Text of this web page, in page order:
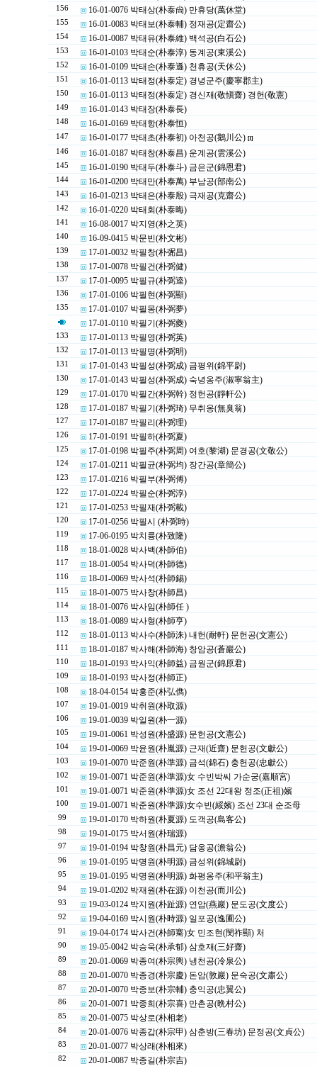
156 16-01-0076 박태상(朴泰尙) 만휴당(萬休堂)
155 16-01-0083 박태보(朴泰輔) 정재공(定齋公)
154 16-01-0087 박태유(朴泰維) 백석공(白石公)
153 16-01-0103 박태순(朴泰淳) 동계공(東溪公)
152 16-01-0109 박태손(朴泰遜) 천휴공(天休公)
151 16-01-0113 박태정(朴泰定) 경녕군주(慶寧郡主)
150 16-01-0113 박태정(朴泰定) 경신재(敬愼齋) 경헌(敬憲)
149 16-01-0143 박태장(朴泰長)
148 16-01-0169 박태항(朴泰恒)
147 16-01-0177 박태초(朴泰初) 아천공(鵝川公) [1]
146 16-01-0187 박태창(朴泰昌) 운계공(雲溪公)
145 16-01-0190 박태두(朴泰斗) 금은군(錦恩君)
144 16-01-0200 박태만(朴泰萬) 부남공(部南公)
143 16-01-0213 박태은(朴泰殷) 극재공(克齋公)
142 16-01-0220 박태회(朴泰晦)
141 16-08-0017 박지영(朴之英)
140 16-09-0415 박문빈(朴文彬)
139 17-01-0032 박필창(朴弻昌)
138 17-01-0078 박필건(朴弼健)
137 17-01-0095 박필규(朴弼逵)
136 17-01-0106 박필현(朴弼顯)
135
17-01-0107 박필몽(朴弼夢)
17-01-0110 박필기(朴弼夔)
133 17-01-0113 박필영(朴弼英)
132 17-01-0113 박필명(朴弼明)
131 17-01-0143 박필성(朴弼成) 금평위(錦平尉)
130 17-01-0143 박필성(朴弼成) 숙녕옹주(淑寧翁主)
129 17-01-0170 박필간(朴弼幹) 정헌공(靜軒公)
128 17-01-0187 박필기(朴弼琦) 무취옹(無臭翁)
127 17-01-0187 박필리(朴弼理)
126 17-01-0191 박필하(朴弼夏)
125 17-01-0198 박필주(朴弼周) 여호(黎湖) 문경공(文敬公)
124 17-01-0211 박필균(朴弼均) 장간공(章簡公)
123 17-01-0216 박필부(朴弼傅)
122 17-01-0224 박필순(朴弼淳)
121 17-01-0253 박필재(朴弼載)
120 17-01-0256 박필시 (朴弼時)
119 17-06-0195 박치륭(朴致隆)
118 18-01-0028 박사백(朴師伯)
117 18-01-0054 박사덕(朴師德)
116 18-01-0069 박사석(朴師錫)
115 18-01-0075 박사창(朴師昌)
114 18-01-0076 박사임(朴師任 )
113 18-01-0089 박사형(朴師亨)
112 18-01-0113 박사수(朴師洙) 내헌(耐軒) 문헌공(文憲公)
111 18-01-0187 박사해(朴師海) 창암공(蒼巖公)
110 18-01-0193 박사익(朴師益) 금원군(錦原君)
109 18-01-0193 박사정(朴師正)
108 18-04-0154 박홍준(朴弘儁)
107 19-01-0019 박취원(朴取源)
106 19-01-0039 박일원(朴一源)
105 19-01-0061 박성원(朴盛源) 문헌공(文憲公)
104 19-01-0069 박윤원(朴胤源) 근재(近齋) 문헌공(文獻公)
103 19-01-0070 박준원(朴準源) 금석(錦石) 충헌공(忠獻公)
102 19-01-0071 박준원(朴準源)女 수빈박씨 가순궁(嘉順宮)
101 19-01-0071 박준원(朴準源)女 조선 22대왕 정조(正祖)嬪
100 19-01-0071 박준원(朴準源)女수빈(綏嬪) 조선 23대 순조母
99 19-01-0170 박하원(朴夏源) 도객공(島客公)
98 19-01-0175 박서원(朴瑞源)
97 19-01-0194 박창원(朴昌元) 담옹공(澹翁公)
96 19-01-0195 박명원(朴明源) 금성위(錦城尉)
95 19-01-0195 박명원(朴明源) 화평옹주(和平翁主)
94 19-01-0202 박재원(朴在源) 이천공(而川公)
93 19-03-0124 박지원(朴趾源) 연암(燕巖) 문도공(文度公)
92 19-04-0169 박시원(朴時源) 일포공(逸圃公)
91 19-04-0174 박사건(朴師騫)女 민조현(閔祚顯) 처
90 19-05-0042 박승욱(朴承郁) 삼호재(三好齋)
89 20-01-0069 박종여(朴宗輿) 냉천공(冷泉公)
88 20-01-0070 박종경(朴宗慶) 돈암(敦巖) 문숙공(文肅公)
87 20-01-0070 박종보(朴宗輔) 충익공(忠翼公)
86 20-01-0071 박종희(朴宗喜) 만촌공(晩村公)
85 20-01-0075 박상로(朴相老)
84 20-01-0076 박종갑(朴宗甲) 삼춘방(三春坊) 문정공(文貞公)
83 20-01-0077 박상래(朴相來)
82 20-01-0087 박종길(朴宗吉)